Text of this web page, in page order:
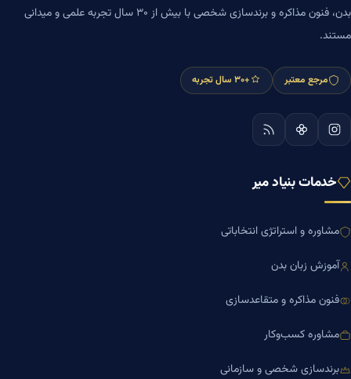
بدن، فنون مذاکره و برندسازی شخصی با بیش از ۳۰ سال تجربه علمی و میدانی
مستند.
مرجع معتبر +۳۰ سال تجربه
خدمات بنیاد میر
مشاوره و استراتژی انتخاباتی
آموزش زبان بدن
فنون مذاکره و متقاعدسازی
مشاوره کسب‌وکار
برندسازی شخصی و سازمانی